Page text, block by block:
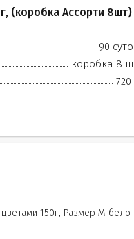
(коробка Ассорти 8шт)
90
коробка 8
720